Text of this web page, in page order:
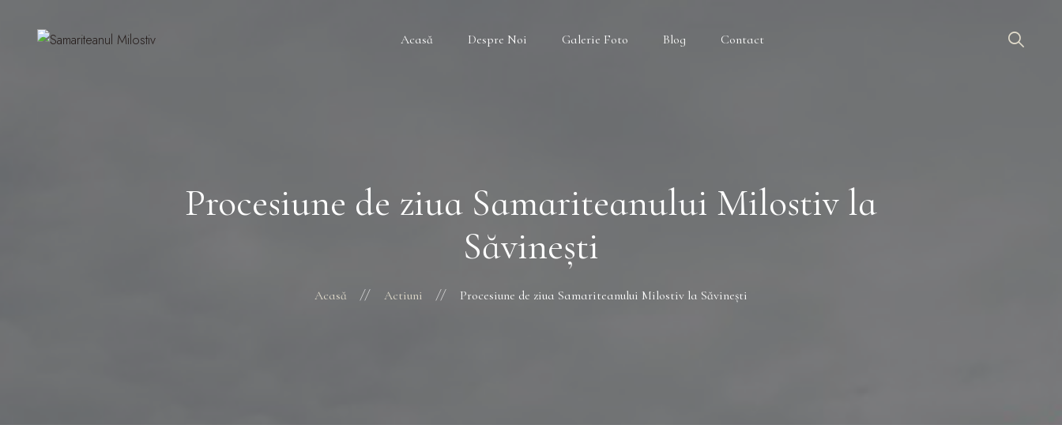
Acasă Despre Noi Galerie Foto Blog Contact
Procesiune de ziua Samariteanului Milostiv la
Săvinești
Acasă Actiuni Procesiune de ziua Samariteanului Milostiv la Săvinești